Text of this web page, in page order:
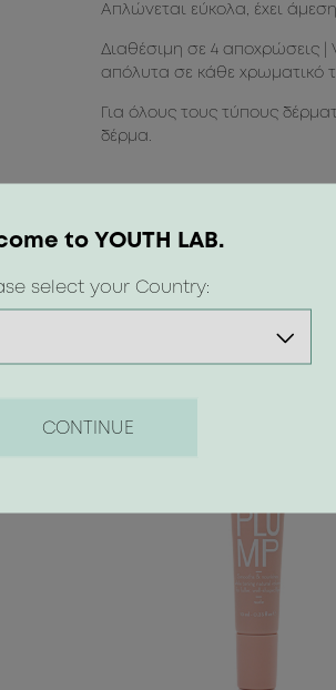
Απλώνεται εύκολα, έχει
Διαθέσιμη σε 4 αποχρώσεις |
απόλυτα σε κάθε χρωματικό
Για όλους τους τύπους
δέρμα.
to YOUTH LAB.
select your Country:
CONTINUE